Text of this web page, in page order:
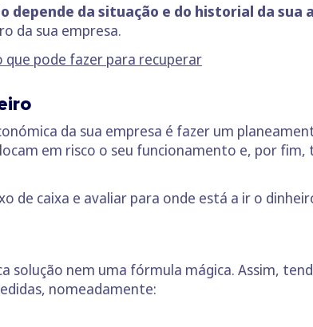
depende da situação e do historial da sua
da sua empresa.
que pode fazer para recuperar
da sua empresa é fazer um
em risco o seu funcionamento e, por
de caixa e avaliar para onde está a ir o
solução nem uma fórmula mágica. Assim,
nomeadamente: